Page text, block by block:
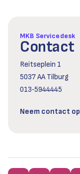
MKB Servicedesk
Contact
Reitseplein 1
5037 AA Tilburg
013‑5944445
Neem contact op